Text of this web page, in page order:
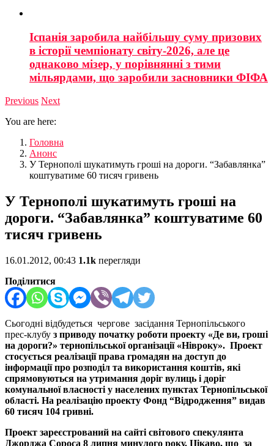
Іспанія заробила найбільшу суму призових
в історії чемпіонату світу-2026, але це
однаково мізер, у порівнянні з тими
мільярдами, що заробили засновники ФІФА
Previous Next
You are here:
Головна
Анонс
У Тернополі шукатимуть гроші на дороги. “Забавлянка”
коштуватиме 60 тисяч гривень
У Тернополі шукатимуть гроші на
дороги. “Забавлянка” коштуватиме 60
тисяч гривень
16.01.2012, 00:43 1.1k перегляди
Поділитися
Сьогодні відбудеться чергове засідання Тернопільського
прес-клубу з приводу початку роботи проекту «Де ви, гроші
на дороги?» тернопільської організації «Нівроку». Проект
стосується реалізації права громадян на доступ до
інформації про розподіл та використання коштів, які
спрямовуються на утримання доріг вулиць і доріг
комунальної власності у населених пунктах Тернопільської
області. На реалізацію проекту Фонд “Відродження” видав
60 тисяч 104 гривні.
Проект зареєстрований на сайті світового спекулянта
Джорджа Сороса 8 липня минулого року. Цікаво, що за